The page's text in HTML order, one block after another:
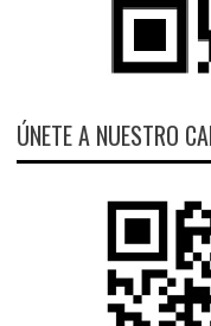
ÚNETE A NUESTRO